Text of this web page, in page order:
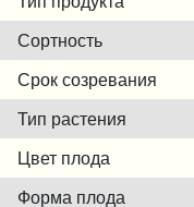
Сортность
Срок созревания
Тип растения
Цвет плода
Форма плода